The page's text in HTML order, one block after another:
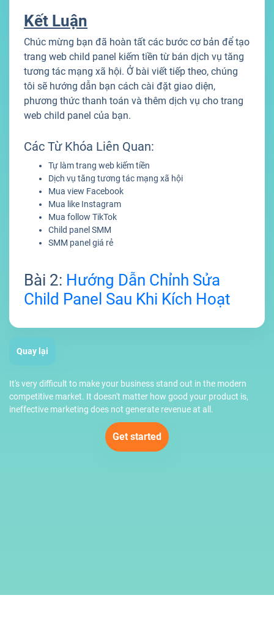
Kết Luận
Chúc mừng bạn đã hoàn tất các bước cơ bản để tạo
trang web child panel kiếm tiền từ bán dịch vụ tăng
tương tác mạng xã hội. Ở bài viết tiếp theo, chúng
tôi sẽ hướng dẫn bạn cách cài đặt giao diện,
phương thức thanh toán và thêm dịch vụ cho trang
web child panel của bạn.
Các Từ Khóa Liên Quan:
Tự làm trang web kiếm tiền
Dịch vụ tăng tương tác mạng xã hội
Mua view Facebook
Mua like Instagram
Mua follow TikTok
Child panel SMM
SMM panel giá rẻ
Bài 2: Hướng Dẫn Chỉnh Sửa
Child Panel Sau Khi Kích Hoạt
Quay lại
It's very difficult to make your business stand out in the modern
competitive market. It doesn't matter how good your product is,
ineffective marketing does not generate revenue at all.
Get started